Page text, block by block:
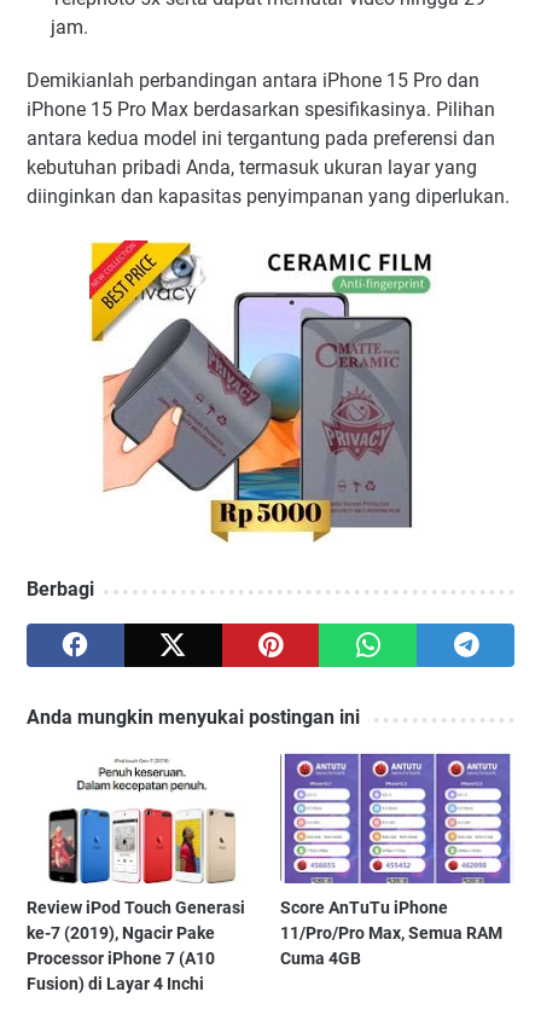
jam.
Demikianlah perbandingan antara iPhone 15 Pro dan
iPhone 15 Pro Max berdasarkan spesifikasinya. Pilihan
antara kedua model ini tergantung pada preferensi dan
kebutuhan pribadi Anda, termasuk ukuran layar yang
diinginkan dan kapasitas penyimpanan yang diperlukan.
Berbagi
Anda mungkin menyukai postingan ini
Review iPod Touch Generasi
ke-7 (2019), Ngacir Pake
Processor iPhone 7 (A10
Fusion) di Layar 4 Inchi
Score AnTuTu iPhone
11/Pro/Pro Max, Semua RAM
Cuma 4GB